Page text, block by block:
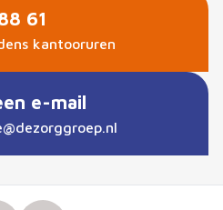
61
kantooruren
e-mail